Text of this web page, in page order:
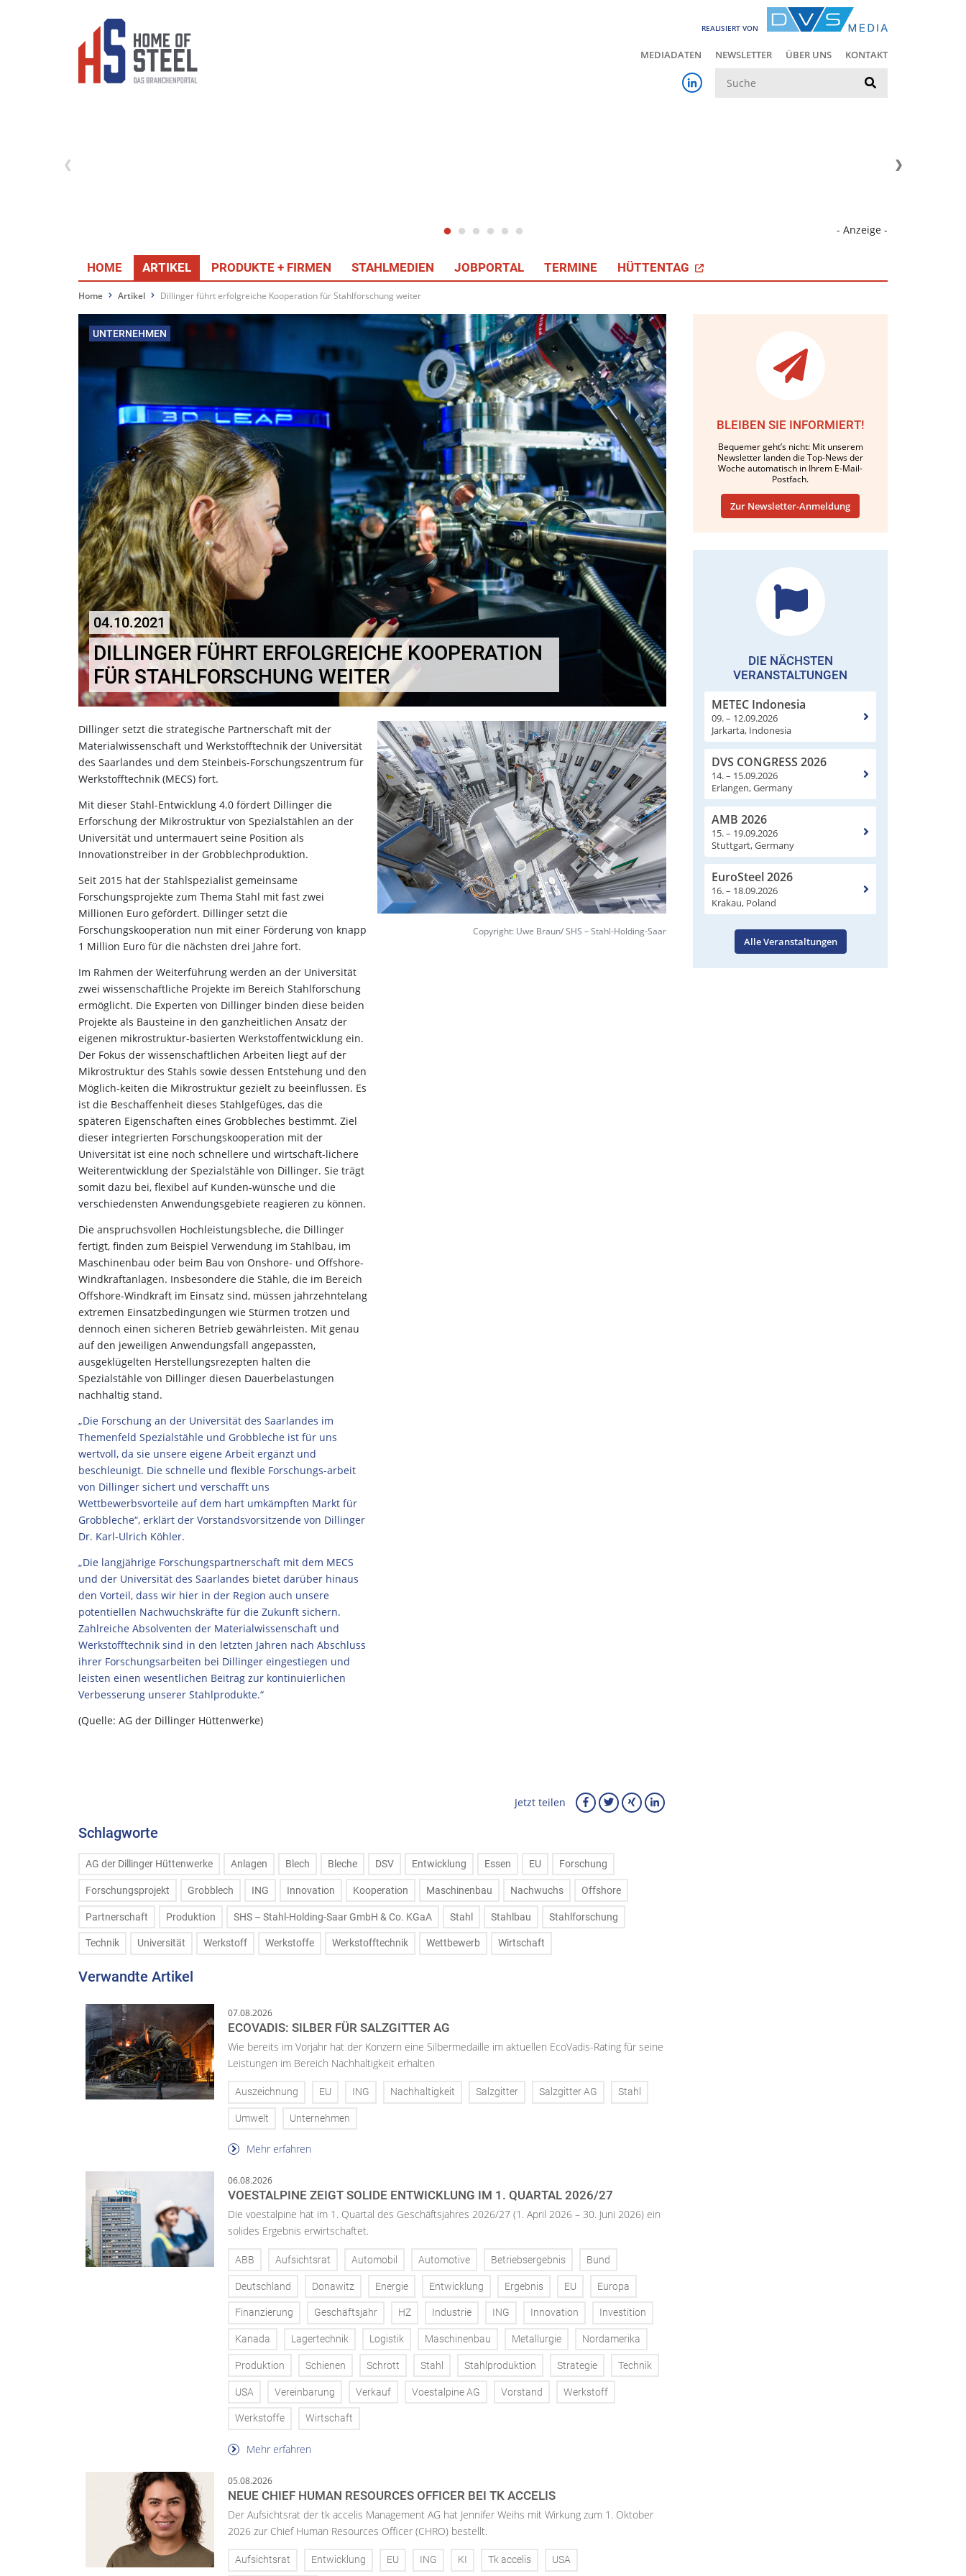
REALISIERT VON
MEDIADATEN NEWSLETTER ÜBER UNS KONTAKT
- Anzeige -
HOME ARTIKEL PRODUKTE + FIRMEN STAHLMEDIEN JOBPORTAL TERMINE HÜTTENTAG
Home Artikel Dillinger führt erfolgreiche Kooperation für Stahlforschung weiter
UNTERNEHMEN
04.10.2021
DILLINGER FÜHRT ERFOLGREICHE KOOPERATION
FÜR STAHLFORSCHUNG WEITER
Dillinger setzt die strategische Partnerschaft mit der
Materialwissenschaft und Werkstofftechnik der Universität
des Saarlandes und dem Steinbeis-Forschungszentrum für
Werkstofftechnik (MECS) fort.
Mit dieser Stahl-Entwicklung 4.0 fördert Dillinger die
Erforschung der Mikrostruktur von Spezialstählen an der
Universität und untermauert seine Position als
Innovationstreiber in der Grobblechproduktion.
Seit 2015 hat der Stahlspezialist gemeinsame
Forschungsprojekte zum Thema Stahl mit fast zwei
Millionen Euro gefördert. Dillinger setzt die
Forschungskooperation nun mit einer Förderung von knapp
1 Million Euro für die nächsten drei Jahre fort.
Im Rahmen der Weiterführung werden an der Universität
zwei wissenschaftliche Projekte im Bereich Stahlforschung
ermöglicht. Die Experten von Dillinger binden diese beiden
Projekte als Bausteine in den ganzheitlichen Ansatz der
eigenen mikrostruktur-basierten Werkstoffentwicklung ein.
Der Fokus der wissenschaftlichen Arbeiten liegt auf der
Mikrostruktur des Stahls sowie dessen Entstehung und den
Möglich-keiten die Mikrostruktur gezielt zu beeinflussen. Es
ist die Beschaffenheit dieses Stahlgefüges, das die
späteren Eigenschaften eines Grobbleches bestimmt. Ziel
dieser integrierten Forschungskooperation mit der
Universität ist eine noch schnellere und wirtschaft-lichere
Weiterentwicklung der Spezialstähle von Dillinger. Sie trägt
somit dazu bei, flexibel auf Kunden-wünsche und die
verschiedensten Anwendungsgebiete reagieren zu können.
Die anspruchsvollen Hochleistungsbleche, die Dillinger
fertigt, finden zum Beispiel Verwendung im Stahlbau, im
Maschinenbau oder beim Bau von Onshore- und Offshore-
Windkraftanlagen. Insbesondere die Stähle, die im Bereich
Offshore-Windkraft im Einsatz sind, müssen jahrzehntelang
extremen Einsatzbedingungen wie Stürmen trotzen und
dennoch einen sicheren Betrieb gewährleisten. Mit genau
auf den jeweiligen Anwendungsfall angepassten,
ausgeklügelten Herstellungsrezepten halten die
Spezialstähle von Dillinger diesen Dauerbelastungen
nachhaltig stand.
„Die Forschung an der Universität des Saarlandes im
Themenfeld Spezialstähle und Grobbleche ist für uns
wertvoll, da sie unsere eigene Arbeit ergänzt und
beschleunigt. Die schnelle und flexible Forschungs-arbeit
von Dillinger sichert und verschafft uns
Wettbewerbsvorteile auf dem hart umkämpften Markt für
Grobbleche“, erklärt der Vorstandsvorsitzende von Dillinger
Dr. Karl-Ulrich Köhler.
„Die langjährige Forschungspartnerschaft mit dem MECS
und der Universität des Saarlandes bietet darüber hinaus
den Vorteil, dass wir hier in der Region auch unsere
potentiellen Nachwuchskräfte für die Zukunft sichern.
Zahlreiche Absolventen der Materialwissenschaft und
Werkstofftechnik sind in den letzten Jahren nach Abschluss
ihrer Forschungsarbeiten bei Dillinger eingestiegen und
leisten einen wesentlichen Beitrag zur kontinuierlichen
Verbesserung unserer Stahlprodukte.“
(Quelle: AG der Dillinger Hüttenwerke)
Copyright: Uwe Braun/ SHS – Stahl-Holding-Saar
Jetzt teilen
Schlagworte
AG der Dillinger Hüttenwerke Anlagen Blech Bleche DSV Entwicklung Essen EU Forschung
Forschungsprojekt Grobblech ING Innovation Kooperation Maschinenbau Nachwuchs Offshore
Partnerschaft Produktion SHS – Stahl-Holding-Saar GmbH & Co. KGaA Stahl Stahlbau Stahlforschung
Technik Universität Werkstoff Werkstoffe Werkstofftechnik Wettbewerb Wirtschaft
Verwandte Artikel
07.08.2026
ECOVADIS: SILBER FÜR SALZGITTER AG
Wie bereits im Vorjahr hat der Konzern eine Silbermedaille im aktuellen EcoVadis-Rating für seine
Leistungen im Bereich Nachhaltigkeit erhalten
Auszeichnung EU ING Nachhaltigkeit Salzgitter Salzgitter AG Stahl
Umwelt Unternehmen
Mehr erfahren
06.08.2026
VOESTALPINE ZEIGT SOLIDE ENTWICKLUNG IM 1. QUARTAL 2026/27
Die voestalpine hat im 1. Quartal des Geschäftsjahres 2026/27 (1. April 2026 – 30. Juni 2026) ein
solides Ergebnis erwirtschaftet.
ABB Aufsichtsrat Automobil Automotive Betriebsergebnis Bund
Deutschland Donawitz Energie Entwicklung Ergebnis EU Europa
Finanzierung Geschäftsjahr HZ Industrie ING Innovation Investition
Kanada Lagertechnik Logistik Maschinenbau Metallurgie Nordamerika
Produktion Schienen Schrott Stahl Stahlproduktion Strategie Technik
USA Vereinbarung Verkauf Voestalpine AG Vorstand Werkstoff
Werkstoffe Wirtschaft
Mehr erfahren
05.08.2026
NEUE CHIEF HUMAN RESOURCES OFFICER BEI TK ACCELIS
Der Aufsichtsrat der tk accelis Management AG hat Jennifer Weihs mit Wirkung zum 1. Oktober
2026 zur Chief Human Resources Officer (CHRO) bestellt.
Aufsichtsrat Entwicklung EU ING KI Tk accelis USA
BLEIBEN SIE INFORMIERT!
Bequemer geht’s nicht: Mit unserem
Newsletter landen die Top-News der
Woche automatisch in Ihrem E-Mail-
Postfach.
Zur Newsletter-Anmeldung
DIE NÄCHSTEN
VERANSTALTUNGEN
METEC Indonesia
09. – 12.09.2026
Jarkarta, Indonesia
DVS CONGRESS 2026
14. – 15.09.2026
Erlangen, Germany
AMB 2026
15. – 19.09.2026
Stuttgart, Germany
EuroSteel 2026
16. – 18.09.2026
Krakau, Poland
Alle Veranstaltungen